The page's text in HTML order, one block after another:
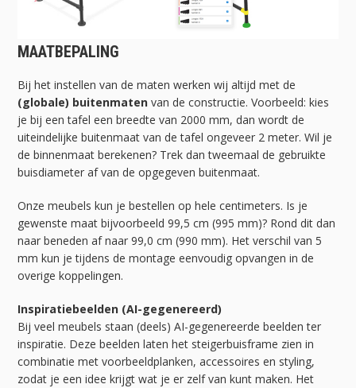
MAATBEPALING
Bij het instellen van de maten werken wij altijd met de
(globale) buitenmaten van de constructie. Voorbeeld: kies
je bij een tafel een breedte van 2000 mm, dan wordt de
uiteindelijke buitenmaat van de tafel ongeveer 2 meter. Wil je
de binnenmaat berekenen? Trek dan tweemaal de gebruikte
buisdiameter af van de opgegeven buitenmaat.
Onze meubels kun je bestellen op hele centimeters. Is je
gewenste maat bijvoorbeeld 99,5 cm (995 mm)? Rond dit dan
naar beneden af naar 99,0 cm (990 mm). Het verschil van 5
mm kun je tijdens de montage eenvoudig opvangen in de
overige koppelingen.
Inspiratiebeelden (AI-gegenereerd)
Bij veel meubels staan (deels) AI-gegenereerde beelden ter
inspiratie. Deze beelden laten het steigerbuisframe zien in
combinatie met voorbeeldplanken, accessoires en styling,
zodat je een idee krijgt wat je er zelf van kunt maken. Het